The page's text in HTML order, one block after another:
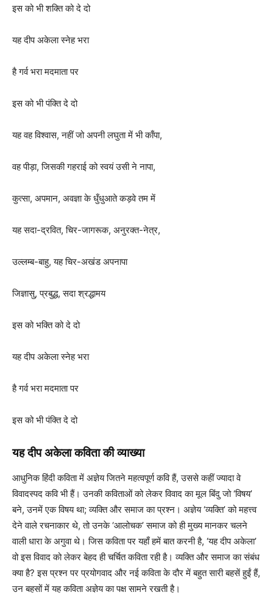
इस को भी शक्ति को दे दो
यह दीप अकेला स्नेह भरा
है गर्व भरा मदमाता पर
इस को भी पंक्ति दे दो
यह वह विश्वास, नहीं जो अपनी लघुता में भी काँपा,
वह पीड़ा, जिसकी गहराई को स्वयं उसी ने नापा,
कुत्सा, अपमान, अवज्ञा के धुँधुआते कड़वे तम में
यह सदा-द्रवित, चिर-जागरूक, अनुरक्त-नेत्र,
उल्लम्ब-बाहु, यह चिर-अखंड अपनापा
जिज्ञासु, प्रबुद्ध, सदा श्रद्धामय
इस को भक्ति को दे दो
यह दीप अकेला स्नेह भरा
है गर्व भरा मदमाता पर
इस को भी पंक्ति दे दो
यह दीप अकेलाकविता की व्याख्या
आधुनिक हिंदी कविता में अज्ञेय जितने महत्वपूर्ण कवि हैं, उससे कहीं ज्यादा वे
विवादस्पद कवि भी हैं। उनकी कविताओं को लेकर विवाद का मूल बिंदु जो ‘विषय’
बने, उनमें एक विषय था; व्यक्ति और समाज का प्रश्न। अज्ञेय ‘व्यक्ति’ को महत्त्व
देने वाले रचनाकार थे, तो उनके ‘आलोचक’ समाज को ही मुख्य मानकर चलने
वाली धारा के अगुवा थे। जिस कविता पर यहाँ हमें बात करनी है, ‘यह दीप अकेला’
वो इस विवाद को लेकर बेहद ही चर्चित कविता रही है। व्यक्ति और समाज का संबंध
क्या है? इस प्रश्न पर प्रयोगवाद और नई कविता के दौर में बहुत सारी बहसें हुईं हैं,
उन बहसों में यह कविता अज्ञेय का पक्ष सामने रखती है।